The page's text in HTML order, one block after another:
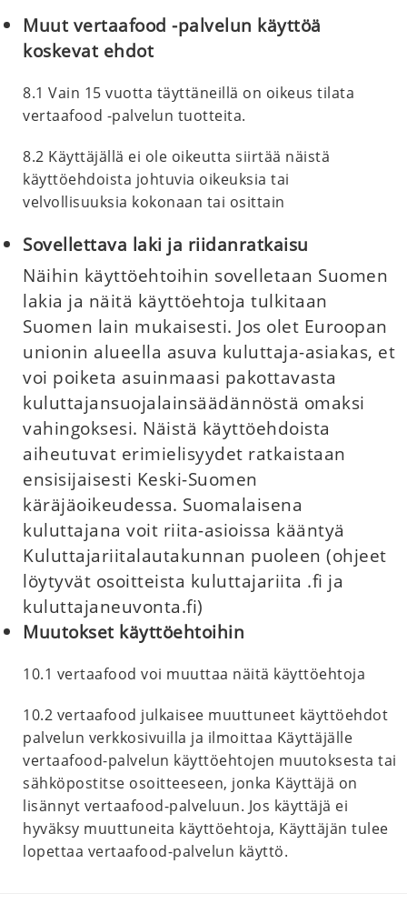
Muut vertaafood -palvelun käyttöä
koskevat ehdot
8.1 Vain 15 vuotta täyttäneillä on oikeus tilata
vertaafood -palvelun tuotteita.
8.2 Käyttäjällä ei ole oikeutta siirtää näistä
käyttöehdoista johtuvia oikeuksia tai
velvollisuuksia kokonaan tai osittain
Sovellettava laki ja riidanratkaisu
Näihin käyttöehtoihin sovelletaan Suomen
lakia ja näitä käyttöehtoja tulkitaan
Suomen lain mukaisesti. Jos olet Euroopan
unionin alueella asuva kuluttaja-asiakas, et
voi poiketa asuinmaasi pakottavasta
kuluttajansuojalainsäädännöstä omaksi
vahingoksesi. Näistä käyttöehdoista
aiheutuvat erimielisyydet ratkaistaan
ensisijaisesti Keski-Suomen
käräjäoikeudessa. Suomalaisena
kuluttajana voit riita-asioissa kääntyä
Kuluttajariitalautakunnan puoleen (ohjeet
löytyvät osoitteista kuluttajariita .fi ja
kuluttajaneuvonta.fi)
Muutokset käyttöehtoihin
10.1 vertaafood voi muuttaa näitä käyttöehtoja
10.2 vertaafood julkaisee muuttuneet käyttöehdot
palvelun verkkosivuilla ja ilmoittaa Käyttäjälle
vertaafood-palvelun käyttöehtojen muutoksesta tai
sähköpostitse osoitteeseen, jonka Käyttäjä on
lisännyt vertaafood-palveluun. Jos käyttäjä ei
hyväksy muuttuneita käyttöehtoja, Käyttäjän tulee
lopettaa vertaafood-palvelun käyttö.